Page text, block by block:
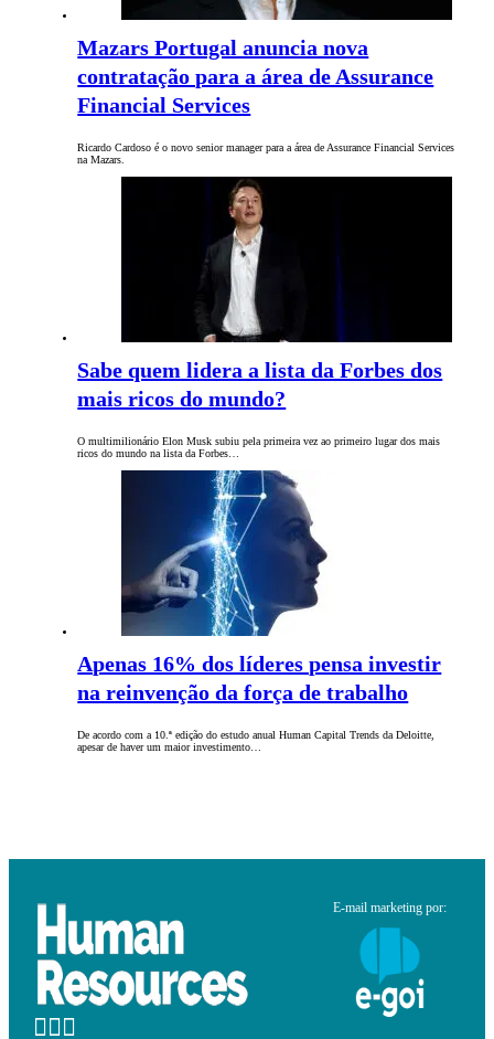
Mazars Portugal anuncia nova
contratação para a área de Assurance
Financial Services
Ricardo Cardoso é o novo senior manager para a área de Assurance Financial Services
na Mazars.
Sabe quem lidera a lista da Forbes dos
mais ricos do mundo?
O multimilionário Elon Musk subiu pela primeira vez ao primeiro lugar dos mais
ricos do mundo na lista da Forbes…
Apenas 16% dos líderes pensa investir
na reinvenção da força de trabalho
De acordo com a 10.ª edição do estudo anual Human Capital Trends da Deloitte,
apesar de haver um maior investimento…
E-mail marketing por: